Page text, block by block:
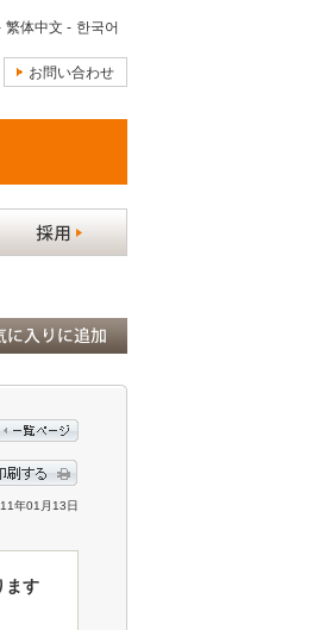
繁体中文 - 한국어
お問い合わせ
年01月13日
ます